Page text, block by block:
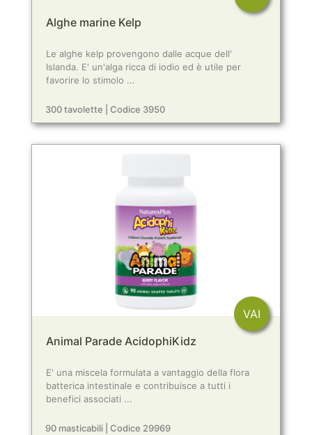
Alghe marine Kelp
Le alghe kelp provengono dalle acque dell'
Islanda. E' un'alga ricca di iodio ed è utile per
favorire lo stimolo ...
300 tavolette | Codice 3950
VAI
Animal Parade AcidophiKidz
E' una miscela formulata a vantaggio della flora
batterica intestinale e contribuisce a tutti i
benefici associati ...
90 masticabili | Codice 29969